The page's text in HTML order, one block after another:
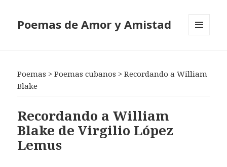
Poemas de Amor y Amistad
Poemas >Poemas cubanos >Recordando a William
Blake
Recordando a William
Blake de Virgilio López
Lemus